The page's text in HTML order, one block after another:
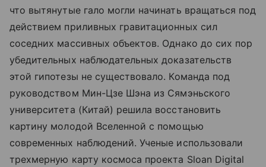
что вытянутые гало могли начинать вращаться под
действием приливных гравитационных сил
соседних массивных объектов. Однако до сих пор
убедительных наблюдательных доказательств
этой гипотезы не существовало. Команда под
руководством Мин-Цзе Шэна из Сямэньского
университета (Китай) решила восстановить
картину молодой Вселенной с помощью
современных наблюдений. Ученые использовали
трехмерную карту космоса проекта Sloan Digital